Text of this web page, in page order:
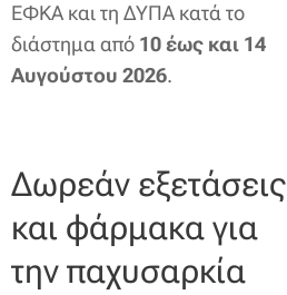
ΕΦΚΑ και τη ΔΥΠΑ κατά το
διάστημα από 10 έως και 14
Αυγούστου 2026.
Δωρεάν εξετάσεις
και φάρμακα για
την παχυσαρκία